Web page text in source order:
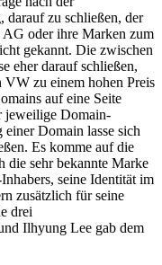
darauf zu schließen, der
AG oder ihre Marken zum
gekannt. Die zwischen
eher darauf schließen,
VW zu einem hohen Preis
auf eine Seite
jeweilige Domain-
Domain lasse sich
Es komme auf die
die sehr bekannte Marke
seine Identität im
zusätzlich für seine
drei
Ilhyung Lee gab dem